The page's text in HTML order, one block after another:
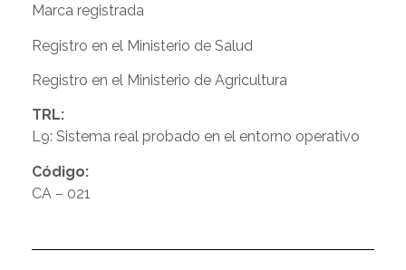
Marca registrada
Registro en el Ministerio de Salud
Registro en el Ministerio de Agricultura
TRL:
L9: Sistema real probado en el entorno operativo
Código:
CA – 021